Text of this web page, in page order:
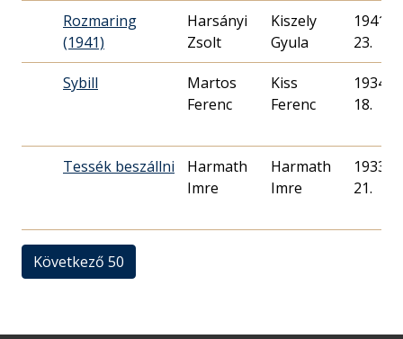
Rozmaring
(1941)
Harsányi
Zsolt
Kiszely
Gyula
1941.
23.
Sybill
Martos
Ferenc
Kiss
Ferenc
1934.
18.
Tessék beszállni
Harmath
Imre
Harmath
Imre
1933.
21.
Következő 50